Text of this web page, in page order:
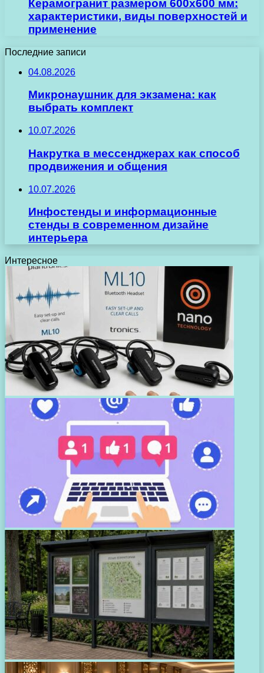
Керамогранит размером 600х600 мм:
характеристики, виды поверхностей и
применение
Последние записи
04.08.2026
Микронаушник для экзамена: как
выбрать комплект
10.07.2026
Накрутка в мессенджерах как способ
продвижения и общения
10.07.2026
Инфостенды и информационные
стенды в современном дизайне
интерьера
Интересное